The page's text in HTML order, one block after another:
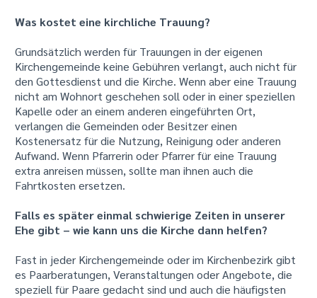
Was kostet eine kirchliche Trauung?
Grundsätzlich werden für Trauungen in der eigenen
Kirchengemeinde keine Gebühren verlangt, auch nicht für
den Gottesdienst und die Kirche. Wenn aber eine Trauung
nicht am Wohnort geschehen soll oder in einer speziellen
Kapelle oder an einem anderen eingeführten Ort,
verlangen die Gemeinden oder Besitzer einen
Kostenersatz für die Nutzung, Reinigung oder anderen
Aufwand. Wenn Pfarrerin oder Pfarrer für eine Trauung
extra anreisen müssen, sollte man ihnen auch die
Fahrtkosten ersetzen.
Falls es später einmal schwierige Zeiten in unserer
Ehe gibt – wie kann uns die Kirche dann helfen?
Fast in jeder Kirchengemeinde oder im Kirchenbezirk gibt
es Paarberatungen, Veranstaltungen oder Angebote, die
speziell für Paare gedacht sind und auch die häufigsten